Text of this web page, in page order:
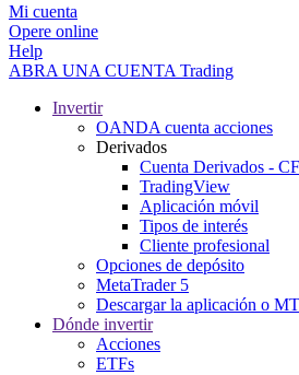
Mi cuenta
Opere online
Help
ABRA UNA CUENTA Trading
Invertir
OANDA cuenta acciones
Derivados
Cuenta Derivados -
TradingView
Aplicación móvil
Tipos de interés
Cliente profesional
Opciones de depósito
MetaTrader 5
Descargar la aplicación o
Dónde invertir
Acciones
ETFs